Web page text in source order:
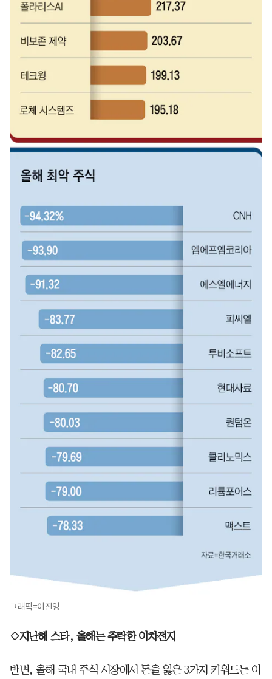
그래픽=이진영
◇지난해 스타, 올해는 추락한 이차전지
반면, 올해 국내 주식 시장에서 돈을 잃은 3가지 키워드는 이